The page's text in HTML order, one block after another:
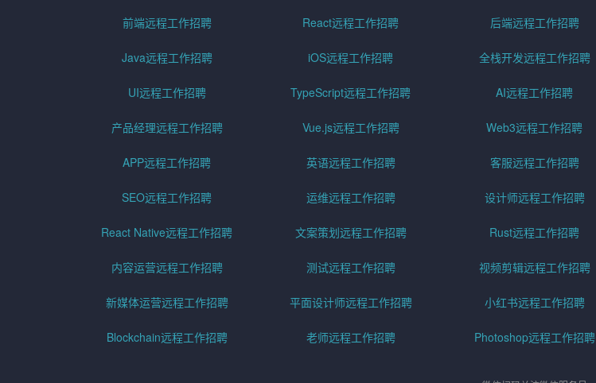
前端远程工作招聘 React远程工作招聘 后端远程工作招聘
Java远程工作招聘 iOS远程工作招聘 全栈开发远程工作招聘
UI远程工作招聘 TypeScript远程工作招聘 AI远程工作招聘
产品经理远程工作招聘 Vue.js远程工作招聘 Web3远程工作招聘
APP远程工作招聘 英语远程工作招聘 客服远程工作招聘
SEO远程工作招聘 运维远程工作招聘 设计师远程工作招聘
React Native远程工作招聘 文案策划远程工作招聘 Rust远程工作招聘
内容运营远程工作招聘 测试远程工作招聘 视频剪辑远程工作招聘
新媒体运营远程工作招聘 平面设计师远程工作招聘 小红书远程工作招聘
Blockchain远程工作招聘 老师远程工作招聘 Photoshop远程工作招聘